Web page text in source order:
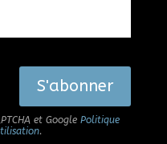
S'abonner
et Google Politique
.